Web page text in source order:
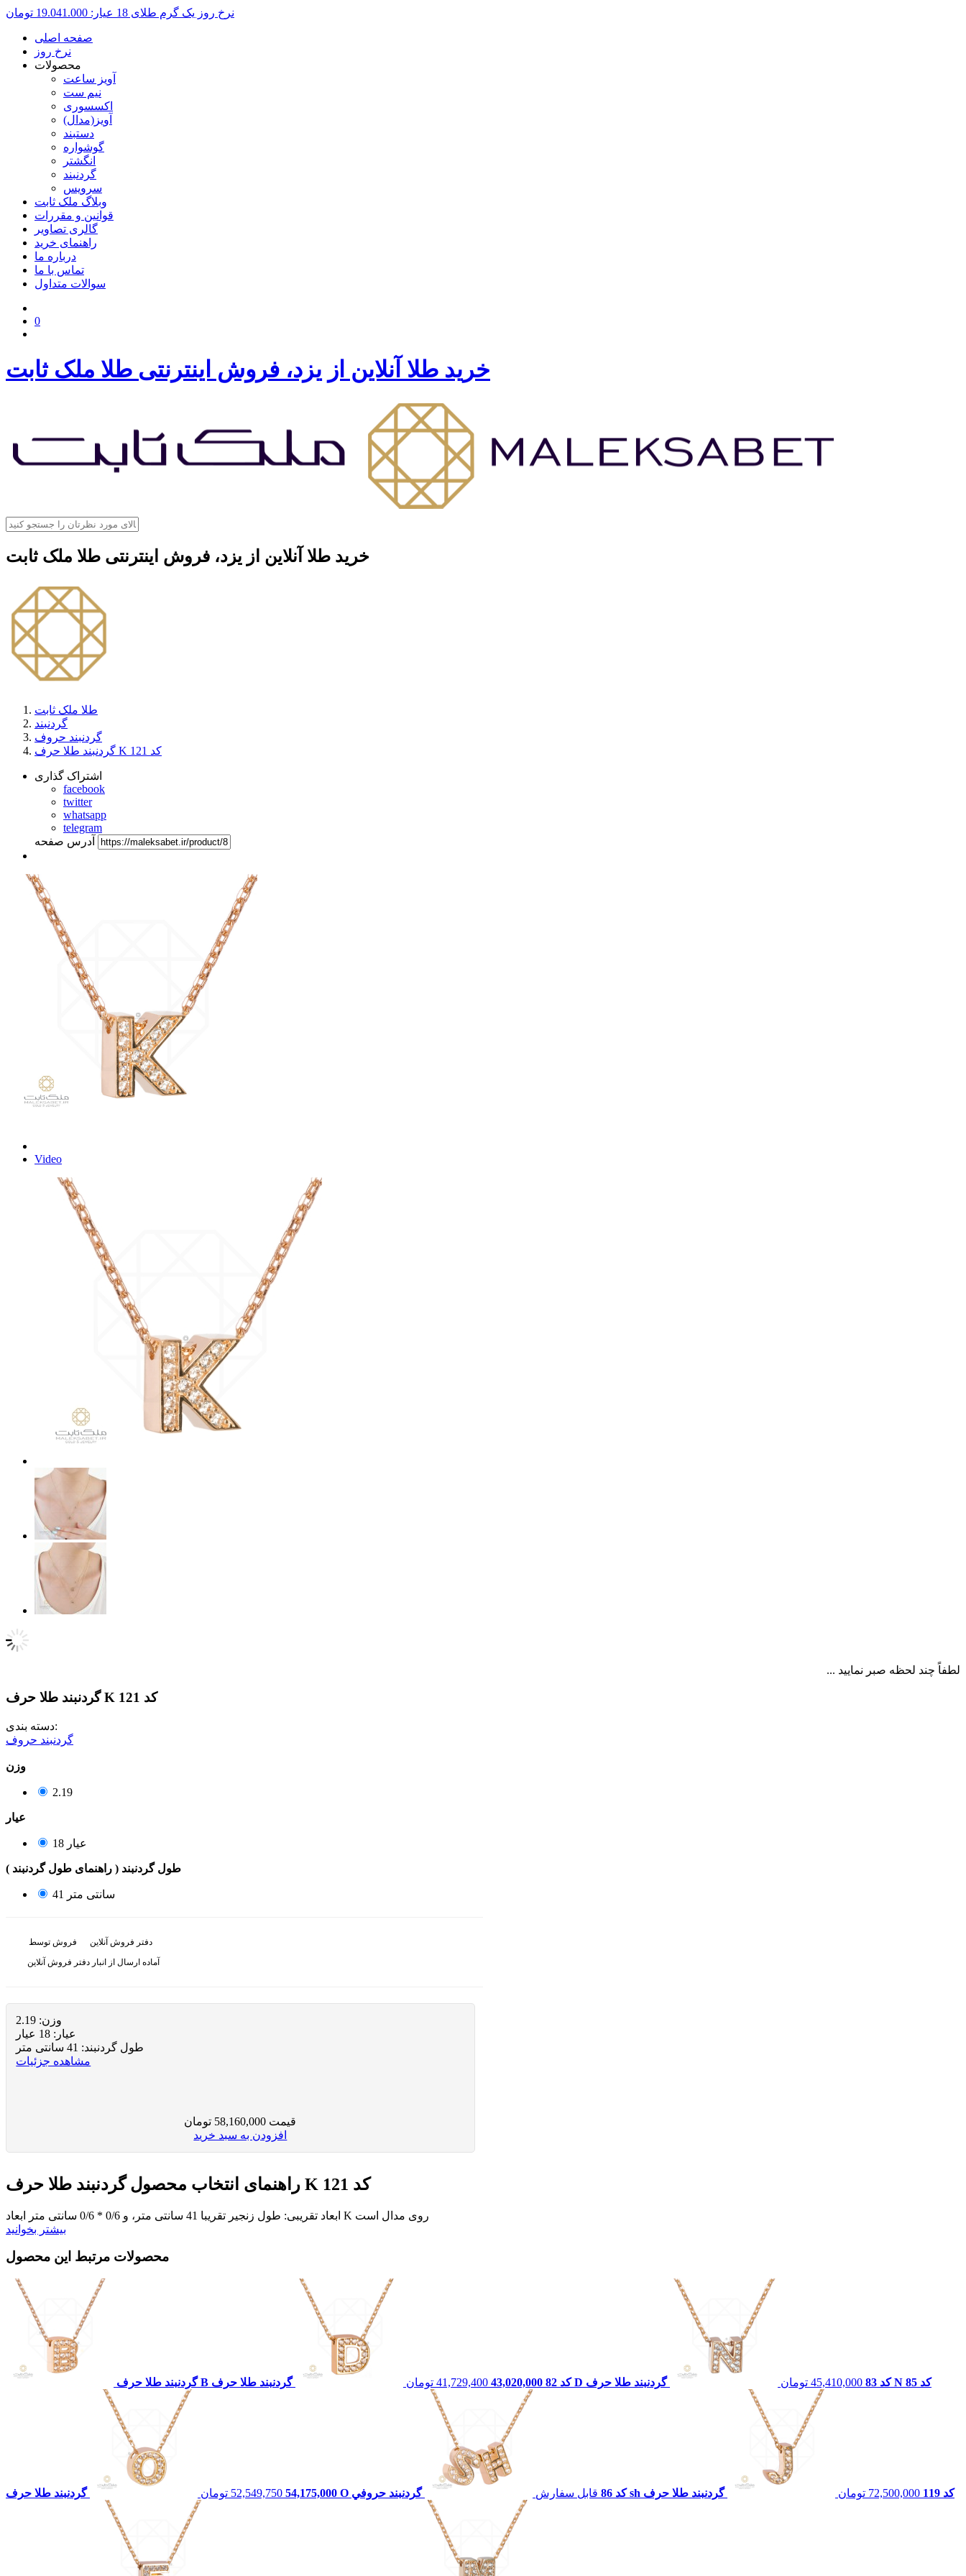
نرخ روز یک گرم طلای 18 عیار: 19.041.000 تومان
صفحه اصلی
نرخ روز
محصولات
آویز ساعت
نیم ست
اکسسوری
آویز(مدال)
دستبند
گوشواره
انگشتر
گردنبند
سرویس
وبلاگ ملک ثابت
قوانین و مقررات
گالری تصاویر
راهنمای خرید
درباره ما
تماس با ما
سوالات متداول
0
خرید طلا آنلاین از یزد، فروش اینترنتی طلا ملک ثابت
خرید طلا آنلاین از یزد، فروش اینترنتی طلا ملک ثابت
طلا ملک ثابت
گردنبند
گردنبند حروف
گردنبند طلا حرف K کد 121
اشتراک گذاری
facebook
twitter
whatsapp
telegram
آدرس صفحه
Video
لطفاً چند لحظه صبر نمایید ...
گردنبند طلا حرف K کد 121
دسته بندی:
گردنبند حروف
وزن
2.19
عيار
18 عیار
طول گردنبند ( راهنمای طول گردنبند )
41 سانتی متر
فروش توسط
دفتر فروش آنلاین
آماده ارسال از انبار دفتر فروش آنلاین
وزن: 2.19
عيار: 18 عیار
طول گردنبند: 41 سانتی متر
مشاهده جزئیات
قیمت 58,160,000 تومان
افزودن به سبد خرید
راهنمای انتخاب محصول گردنبند طلا حرف K کد 121
ابعاد تقریبی: طول زنجیر تقریبا 41 سانتی متر، و 0/6 * 0/6 سانتی متر ابعاد K روی مدال است
بیشتر بخوانید
محصولات مرتبط این محصول
گردنبند طلا حرف B کد 82 43,020,000
41,729,400 تومان گردنبند طلا حرف D کد 83 45,410,000 تومان گردنبند طلا حرف N کد 85
54,175,000
52,549,750 تومان گردنبند طلا حرف O کد 86 قابل سفارش گردنبند حروفي sh کد 119 72,500,000 تومان گردنبند طلا حرف